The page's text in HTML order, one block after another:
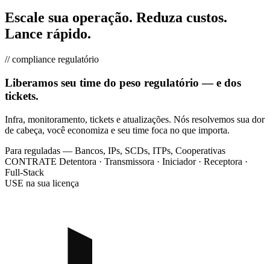
Escale sua operação. Reduza custos.
Lance rápido.
// compliance regulatório
Liberamos seu time do peso regulatório — e dos
tickets.
Infra, monitoramento, tickets e atualizações. Nós resolvemos sua dor
de cabeça, você economiza e seu time foca no que importa.
Para reguladas — Bancos, IPs, SCDs, ITPs, Cooperativas
CONTRATE Detentora · Transmissora · Iniciador · Receptora ·
Full-Stack
USE na sua licença